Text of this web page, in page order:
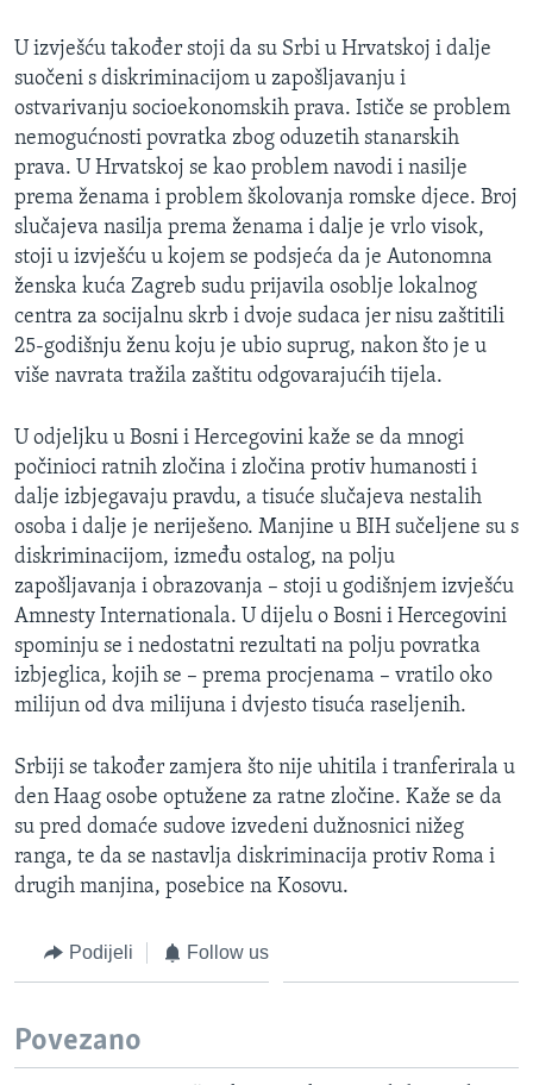
U izvješću također stoji da su Srbi u Hrvatskoj i dalje
suočeni s diskriminacijom u zapošljavanju i
ostvarivanju socioekonomskih prava. Ističe se problem
nemogućnosti povratka zbog oduzetih stanarskih
prava. U Hrvatskoj se kao problem navodi i nasilje
prema ženama i problem školovanja romske djece. Broj
slučajeva nasilja prema ženama i dalje je vrlo visok,
stoji u izvješću u kojem se podsjeća da je Autonomna
ženska kuća Zagreb sudu prijavila osoblje lokalnog
centra za socijalnu skrb i dvoje sudaca jer nisu zaštitili
25-godišnju ženu koju je ubio suprug, nakon što je u
više navrata tražila zaštitu odgovarajućih tijela.
U odjeljku u Bosni i Hercegovini kaže se da mnogi
počinioci ratnih zločina i zločina protiv humanosti i
dalje izbjegavaju pravdu, a tisuće slučajeva nestalih
osoba i dalje je neriješeno. Manjine u BIH sučeljene su s
diskriminacijom, između ostalog, na polju
zapošljavanja i obrazovanja – stoji u godišnjem izvješću
Amnesty Internationala. U dijelu o Bosni i Hercegovini
spominju se i nedostatni rezultati na polju povratka
izbjeglica, kojih se – prema procjenama – vratilo oko
milijun od dva milijuna i dvjesto tisuća raseljenih.
Srbiji se također zamjera što nije uhitila i tranferirala u
den Haag osobe optužene za ratne zločine. Kaže se da
su pred domaće sudove izvedeni dužnosnici nižeg
ranga, te da se nastavlja diskriminacija protiv Roma i
drugih manjina, posebice na Kosovu.
Podijeli Follow us
Povezano